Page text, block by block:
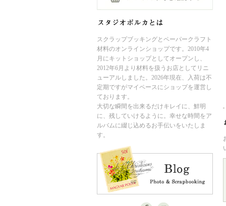
スクラップブッキングとペーパークラフト
材料のオンラインショップです。2010年4
月にキットショップとしてオープンし、
2012年6月より材料を扱うお店としてリニ
ューアルしました。2026年現在、入荷は不
定期ですがマイペースにショップを運営し
ております。
大切な瞬間を出来るだけキレイに、鮮明
に、残していけるように。幸せな時間をア
ルバムに綴じ込めるお手伝いをいたしま
す。